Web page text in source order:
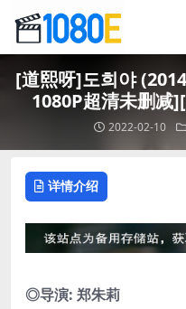
[道熙呀]도희야
1080P超清未删减
2022-02-10
详情介绍
◎导演: 郑朱莉